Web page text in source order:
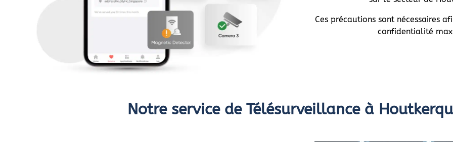
Ces précautions sont nécessaires
confidentialité
Notre service de Télésurveillance à